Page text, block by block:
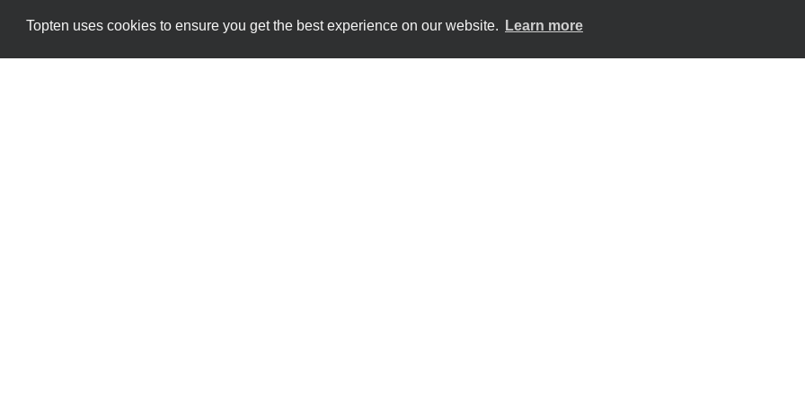
Topten uses cookies to ensure you get the best experience on our website. Learn more